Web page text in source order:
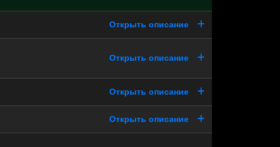
Открыть описание
Открыть описание
Открыть описание
Открыть описание